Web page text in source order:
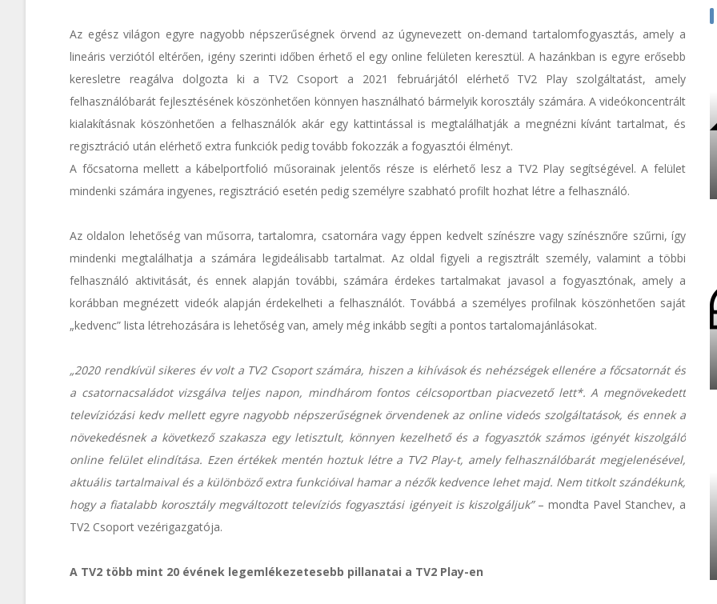
Az egész világon egyre nagyobb népszerűségnek örvend az úgynevezett on-demand tartalomfogyasztás, amely a
lineáris verziótól eltérően, igény szerinti időben érhető el egy online felületen keresztül. A hazánkban is egyre erősebb
keresletre reagálva dolgozta ki a TV2 Csoport a 2021 februárjától elérhető TV2 Play szolgáltatást, amely
felhasználóbarát fejlesztésének köszönhetően könnyen használható bármelyik korosztály számára. A videókoncentrált
kialakításnak köszönhetően a felhasználók akár egy kattintással is megtalálhatják a megnézni kívánt tartalmat, és
regisztráció után elérhető extra funkciók pedig tovább fokozzák a fogyasztói élményt.
A főcsatorna mellett a kábelportfolió műsorainak jelentős része is elérhető lesz a TV2 Play segítségével. A felület
mindenki számára ingyenes, regisztráció esetén pedig személyre szabható profilt hozhat létre a felhasználó.
Az oldalon lehetőség van műsorra, tartalomra, csatornára vagy éppen kedvelt színészre vagy színésznőre szűrni, így
mindenki megtalálhatja a számára legideálisabb tartalmat. Az oldal figyeli a regisztrált személy, valamint a többi
felhasználó aktivitását, és ennek alapján további, számára érdekes tartalmakat javasol a fogyasztónak, amely a
korábban megnézett videók alapján érdekelheti a felhasználót. Továbbá a személyes profilnak köszönhetően saját
„kedvenc” lista létrehozására is lehetőség van, amely még inkább segíti a pontos tartalomajánlásokat.
„2020 rendkívül sikeres év volt a TV2 Csoport számára, hiszen a kihívások és nehézségek ellenére a főcsatornát és
a csatornacsaládot vizsgálva teljes napon, mindhárom fontos célcsoportban piacvezető lett*. A megnövekedett
televíziózási kedv mellett egyre nagyobb népszerűségnek örvendenek az online videós szolgáltatások, és ennek a
növekedésnek a következő szakasza egy letisztult, könnyen kezelhető és a fogyasztók számos igényét kiszolgáló
online felület elindítása. Ezen értékek mentén hoztuk létre a TV2 Play-t, amely felhasználóbarát megjelenésével,
aktuális tartalmaival és a különböző extra funkcióival hamar a nézők kedvence lehet majd. Nem titkolt szándékunk,
hogy a fiatalabb korosztály megváltozott televíziós fogyasztási igényeit is kiszolgáljuk”– mondta Pavel Stanchev, a
TV2 Csoport vezérigazgatója.
A TV2 több mint 20 évének legemlékezetesebb pillanatai a TV2 Play-en